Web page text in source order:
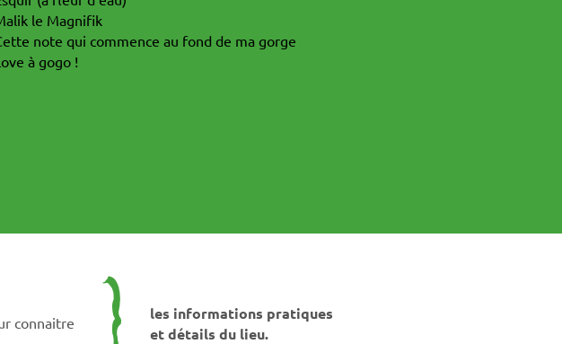
le Magnifik
note qui commence au fond de ma gorge
à gogo !
connaitre
les informations pratiques
et détails du lieu.